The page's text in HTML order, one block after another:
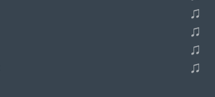
♫
♫
♫
♫